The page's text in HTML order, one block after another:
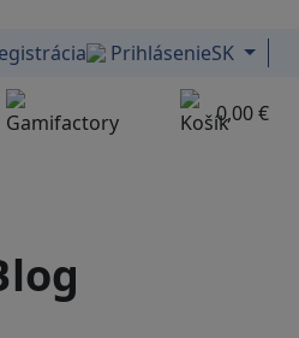
PrihlásenieSK
0,00 €